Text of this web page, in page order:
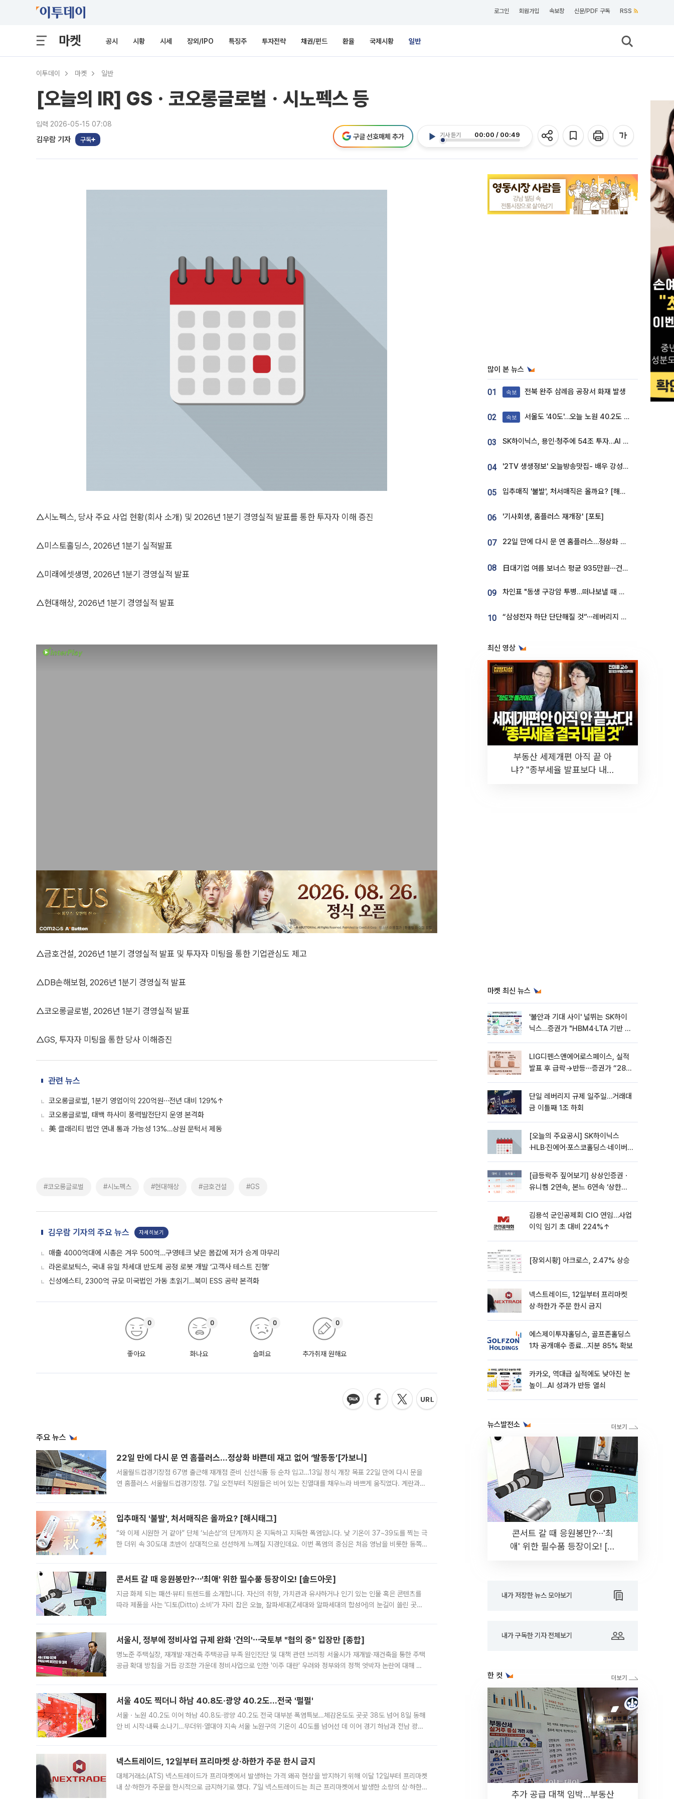
로그인 회원가입 속보창 신문/PDF 구독 RSS
마켓 공시 시황 시세 장외/IPO 특징주 투자전략 채권/펀드 환율 국제시황 일반
이투데이 마켓 일반
[오늘의 IR] GSㆍ코오롱글로벌ㆍ시노펙스 등
입력 2026-05-15 07:08
김우람 기자 구독
기사 듣기 00:00 / 00:49
구글 선호매체 추가
△시노펙스, 당사 주요 사업 현황(회사 소개) 및 2026년 1분기 경영실적 발표를 통한 투자자 이해 증진
△미스토홀딩스, 2026년 1분기 실적발표
△미래에셋생명, 2026년 1분기 경영실적 발표
△현대해상, 2026년 1분기 경영실적 발표
△금호건설, 2026년 1분기 경영실적 발표 및 투자자 미팅을 통한 기업관심도 제고
△DB손해보험, 2026년 1분기 경영실적 발표
△코오롱글로벌, 2026년 1분기 경영실적 발표
△GS, 투자자 미팅을 통한 당사 이해증진
관련 뉴스
코오롱글로벌, 1분기 영업이익 220억원⋯전년 대비 129%↑
코오롱글로벌, 태백 하사미 풍력발전단지 운영 본격화
美 클래리티 법안 연내 통과 가능성 13%…상원 문턱서 제동
#코오롱글로벌 #시노펙스 #현대해상 #금호건설 #GS
김우람 기자의 주요 뉴스 자세히보기
매출 4000억대에 시총은 겨우 500억…구영테크 낮은 몸값에 저가 승계 마무리
라온로보틱스, 국내 유일 차세대 반도체 공정 로봇 개발 ‘고객사 테스트 진행’
신성에스티, 2300억 규모 미국법인 가동 초읽기…북미 ESS 공략 본격화
좋아요
0
화나요
0
슬퍼요
0
추가취재 원해요
0
주요 뉴스
22일 만에 다시 문 연 홈플러스…정상화 바쁜데 재고 없어 ‘발동동’[가보니]
서울월드컵경기장점 67명 출근해 재개점 준비 신선식품 등 순차 입고…13일 정식 개장 목표 22일 만에 다시 문을
연 홈플러스 서울월드컵경기장점. 7일 오전부터 직원들은 비어 있는 진열대를 채우느라 바쁘게 움직였다. 계란과
입추매직 '불발', 처서매직은 올까요? [해시태그]
“와 이제 시원한 거 같아” 단체 ‘뇌손상’의 단계까지 온 지독하고 지독한 폭염입니다. 낮 기온이 37~39도를 찍는 극
한 더위 속 30도대 초반이 상대적으로 선선하게 느껴질 지경인데요. 이번 폭염의 중심은 처음 영남을 비롯한 동쪽
콘서트 갈 때 응원봉만?⋯'최애' 위한 필수품 등장이오! [솔드아웃]
지금 화제 되는 패션·뷰티 트렌드를 소개합니다. 자신의 취향, 가치관과 유사하거나 인기 있는 인물 혹은 콘텐츠를
따라 제품을 사는 '디토(Ditto) 소비'가 자리 잡은 오늘, 잘파세대(Z세대와 알파세대의 합성어)의 눈길이 쏠린 곳은
서울시, 정부에 정비사업 규제 완화 '건의'⋯국토부 "협의 중" 입장만 [종합]
명노준 주택실장, 재개발·재건축 주택공급 부족 원인진단 및 대책 관련 브리핑 서울시가 재개발·재건축을 통한 주택
공급 확대 방침을 거듭 강조한 가운데 정비사업으로 인한 '이주 대란' 우려와 정부와의 정책 엇박자 논란에 대해 정
서울 40도 찍더니 하남 40.8도·광양 40.2도…전국 '펄펄'
서울ㆍ노원 40.2도 이어 하남 40.8도·광양 40.2도 전국 대부분 폭염특보…체감온도도 곳곳 38도 넘어 8일 동해
안 비 시작·내륙 소나기…무더위·열대야 지속 서울 노원구의 기온이 40도를 넘어선 데 이어 경기 하남과 전남 광양
넥스트레이드, 12일부터 프리마켓 상·하한가 주문 한시 금지
대체거래소(ATS) 넥스트레이드가 프리마켓에서 발생하는 가격 왜곡 현상을 방지하기 위해 이달 12일부터 프리마켓
내 상·하한가 주문을 한시적으로 금지하기로 했다. 7일 넥스트레이드는 최근 프리마켓에서 발생한 소량의 상·하한
많이 본 뉴스
01 속보 전북 완주 삼례읍 공장서 화재 발생
02 속보 서울도 '40도'…오늘 노원 40.2도 기록
03 SK하이닉스, 용인·청주에 54조 투자…AI 메모리 생산기지 키운다
04 '2TV 생생정보' 오늘방송맛집- 배우 강성진 단골! 쌀국수ㆍ푸팟퐁 커리 맛집 '블○○○'
05 입추매직 '불발', 처서매직은 올까요? [해시태그]
06 '기사회생, 홈플러스 재개장' [포토]
07 22일 만에 다시 문 연 홈플러스…정상화 바쁜데 재고 없어 ‘발동동’[가보니]
08 日대기업 여름 보너스 평균 935만원⋯건설회사 1800만 넘어
09 차인표 "동생 구강암 투병…떠나보낼 때 가장 힘들었다”
10 “삼성전자 하단 단단해질 것”⋯레버리지 규제에 쏠림 완화 [찐코노미]
최신 영상
부동산 세제개편 아직 끝 아
냐? "종부세율 발표보다 내릴
마켓 최신 뉴스
'불안과 기대 사이' 널뛰는 SK하이
닉스…증권가 "HBM4·LTA 기반 펀
LIG디펜스앤에어로스페이스, 실적
발표 후 급락→반등⋯증권가 “28년
단일 레버리지 규제 일주일…거래대
금 이틀째 1조 하회
[오늘의 주요공시] SK하이닉스
·HLB·진에어·포스코홀딩스·네이버·
[급등락주 짚어보기] 상상인증권ㆍ
유니켐 2연속, 본느 6연속 ‘상한
김용석 군인공제회 CIO 연임…사업
이익 임기 초 대비 224%↑
[장외시황] 아크로스, 2.47% 상승
넥스트레이드, 12일부터 프리마켓
상·하한가 주문 한시 금지
에스제이투자홀딩스, 골프존홀딩스
1차 공개매수 종료…지분 85% 확보
카카오, 역대급 실적에도 낮아진 눈
높이…AI 성과가 반등 열쇠
뉴스발전소
콘서트 갈 때 응원봉만?⋯'최
애' 위한 필수품 등장이오! [솔
내가 저장한 뉴스 모아보기
내가 구독한 기자 전체보기
한 컷
추가 공급 대책 임박…부동산